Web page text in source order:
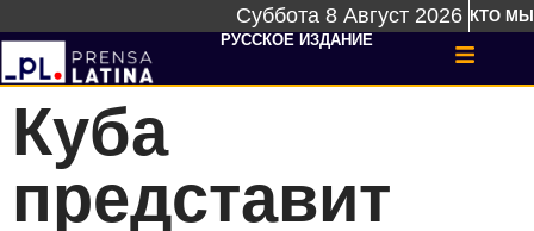
Суббота 8 Август 2026 КТО МЫ
РУССКОЕ ИЗДАНИЕ
Куба
представит